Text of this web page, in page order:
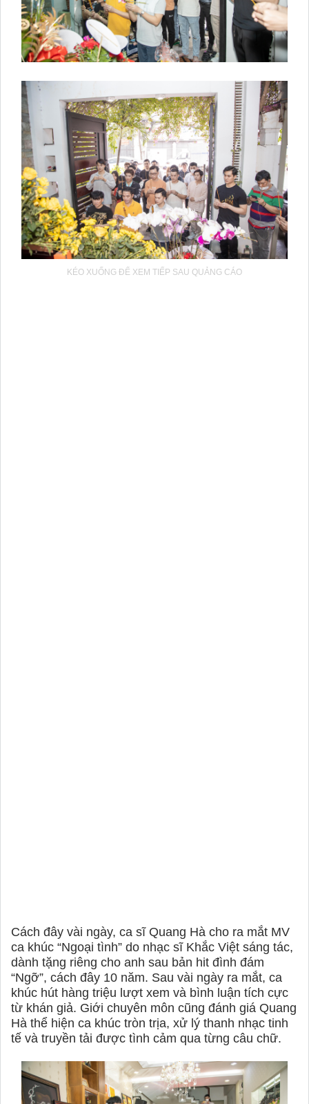
Cách đây vài ngày, ca sĩ Quang Hà cho ra mắt MV
ca khúc “Ngoại tình” do nhạc sĩ Khắc Việt sáng tác,
dành tặng riêng cho anh sau bản hit đình đám
“Ngỡ”, cách đây 10 năm. Sau vài ngày ra mắt, ca
khúc hút hàng triệu lượt xem và bình luận tích cực
từ khán giả. Giới chuyên môn cũng đánh giá Quang
Hà thể hiện ca khúc tròn trịa, xử lý thanh nhạc tinh
tế và truyền tải được tình cảm qua từng câu chữ.